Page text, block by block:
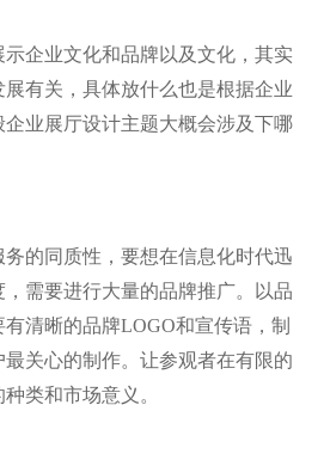
企业文化和品牌以及文化，其实
有关，具体放什么也是根据企业
业展厅设计主题大概会涉及下哪
的同质性，要想在信息化时代迅
需要进行大量的品牌推广。以品
清晰的品牌LOGO和宣传语，制
关心的制作。让参观者在有限的
类和市场意义。